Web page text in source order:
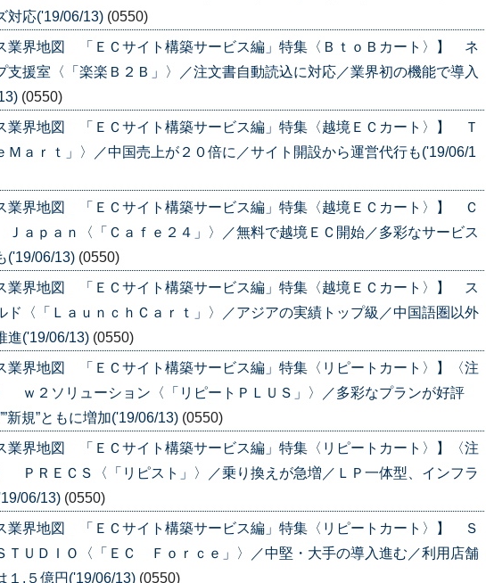
対応('19/06/13) (0550)
業界地図 「ＥＣサイト構築サービス編」特集〈ＢｔｏＢカート〉】 ネ
支援室〈「楽楽Ｂ２Ｂ」〉／注文書自動読込に対応／業界初の機能で導入
(0550)
業界地図 「ＥＣサイト構築サービス編」特集〈越境ＥＣカート〉】 Ｔ
Ｍａｒｔ」〉／中国売上が２０倍に／サイト開設から運営代行も('19/06/1
業界地図 「ＥＣサイト構築サービス編」特集〈越境ＥＣカート〉】 Ｃ
ａｐａｎ〈「Ｃａｆｅ２４」〉／無料で越境ＥＣ開始／多彩なサービス
('19/06/13) (0550)
業界地図 「ＥＣサイト構築サービス編」特集〈越境ＥＣカート〉】 ス
ド〈「ＬａｕｎｃｈＣａｒｔ」〉／アジアの実績トップ級／中国語圏以外
進('19/06/13) (0550)
業界地図 「ＥＣサイト構築サービス編」特集〈リピートカート〉】〈注
ｗ２ソリューション〈「リピートＰＬＵＳ」〉／多彩なプランが好評
新規”ともに増加('19/06/13) (0550)
業界地図 「ＥＣサイト構築サービス編」特集〈リピートカート〉】〈注
ＰＲＥＣＳ〈「リピスト」〉／乗り換えが急増／ＬＰ一体型、インフラ
06/13) (0550)
業界地図 「ＥＣサイト構築サービス編」特集〈リピートカート〉】 Ｓ
ＵＤＩＯ〈「ＥＣ Ｆｏｒｃｅ」〉／中堅・大手の導入進む／利用店舗
１.５億円('19/06/13) (0550)